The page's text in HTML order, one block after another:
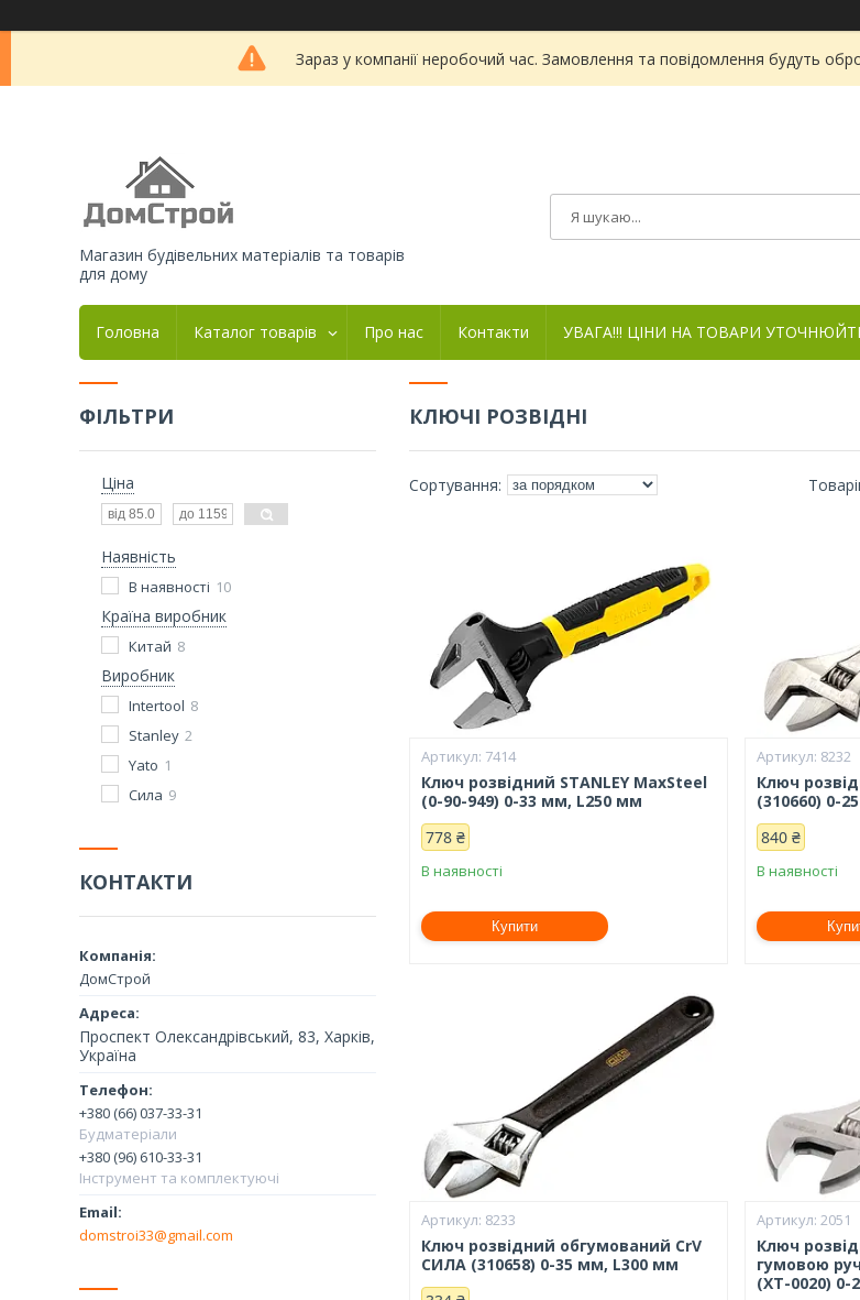
Зараз у компанії неробочий час. Замовлення та повідомлення будуть
Магазин будівельних матеріалів та товарів
для дому
Головна Каталог товарів Про нас Контакти УВАГА!!! ЦІНИ НА ТОВАРИ
КЛЮЧІ РОЗВІДНІ
7414
Ключ розвідний STANLEY MaxSteel
(0-90-949) 0-33 мм, L250 мм
778 ₴
В наявності
Купити
8232
Ключ
(310660) 0-
840 ₴
В наявності
8233
Ключ розвідний обгумований CrV
СИЛА (310658) 0-35 мм, L300 мм
2051
Ключ
гумовою
(XT-0020)
ФІЛЬТРИ
Ціна
Наявність
В наявності 10
Країна виробник
Китай 8
Виробник
Intertool 8
Stanley 2
Yato 1
Сила 9
КОНТАКТИ
ДомСтрой
Проспект Олександрівський, 83, Харків,
Україна
+380 (66) 037-33-31
Будматеріали
+380 (96) 610-33-31
Інструмент та комплектуючі
domstroi33@gmail.com